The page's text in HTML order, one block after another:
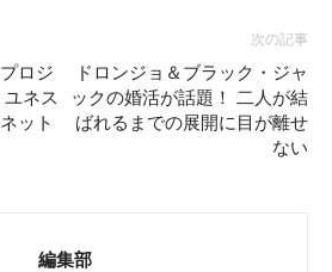
ロジ
ネス
ット
次の記事
ドロンジョ＆ブラック・ジャ
ックの婚活が話題！ 二人が結
ばれるまでの展開に目が離せ
ない
編集部